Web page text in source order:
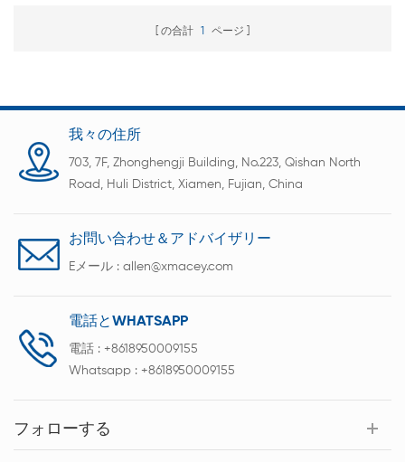
の合計 1 ページ
我々の住所
703, 7F, Zhonghengji Building, No.223, Qishan North
Road, Huli District, Xiamen, Fujian, China
お問い合わせ＆アドバイザリー
Eメール : allen@xmacey.com
電話とWHATSAPP
電話 : +8618950009155
Whatsapp : +8618950009155
フォローする